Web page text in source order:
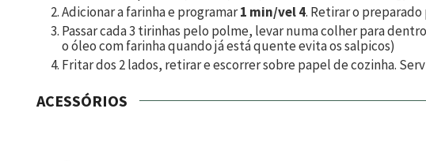
Adicionar a farinha e programar1 min/vel 4. Retirar o
Passar cada 3 tirinhas pelo polme, levar numa colher para
o óleo com farinha quando já está quente evita os salpicos)
Fritar dos 2 lados, retirar e escorrer sobre papel de cozinha.
ACESSÓRIOS